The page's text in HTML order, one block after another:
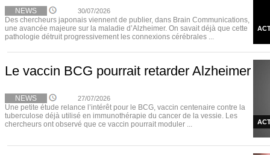
NEWS 30/07/2026
Des chercheurs japonais viennent de publier, dans Brain Communications,
une avancée majeure sur la maladie d’Alzheimer. On savait déjà que cette
pathologie détruit progressivement les connexions cérébrales ...
Le vaccin BCG pourrait retarder Alzheimer
NEWS 27/07/2026
Une petite étude relance l’intérêt pour le BCG, vaccin centenaire contre la
tuberculose déjà utilisé en immunothérapie du cancer de la vessie. Les
chercheurs ont observé que ce vaccin pourrait moduler ...